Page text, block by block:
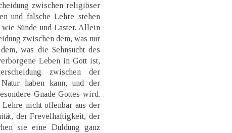
zwischen religiöser
und falsche Lehre stehen
Sünde und Laster. Allein
zwischen dem, was nur
was die Sehnsucht des
Leben in Gott ist,
zwischen der
haben kann, und der
Gnade Gottes wird.
nicht offenbar aus der
der Frevelhaftigkeit, der
sie eine Duldung ganz